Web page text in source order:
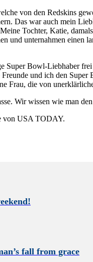
von den Redskins
Das war auch mein
Tochter, Katie,
und unternahmen
Bowl-Liebhaber
und ich den
Frau, die von
Wir wissen wie man
von USA TODAY.
fall from grace